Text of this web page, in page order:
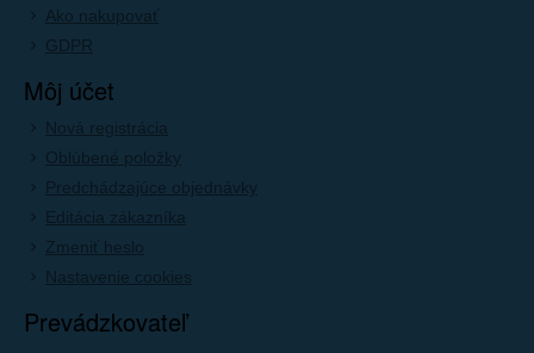
Ako nakupovať
GDPR
Môj účet
Nová registrácia
Oblúbené položky
Predchádzajúce objednávky
Editácia zákazníka
Zmeniť heslo
Nastavenie cookies
Prevádzkovateľ